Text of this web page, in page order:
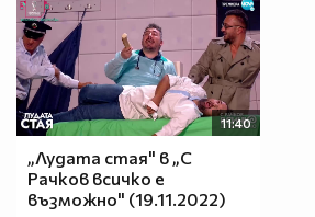
11:40
„Лудата стая" в „С
Рачков всичко е
възможно" (19.11.2022)